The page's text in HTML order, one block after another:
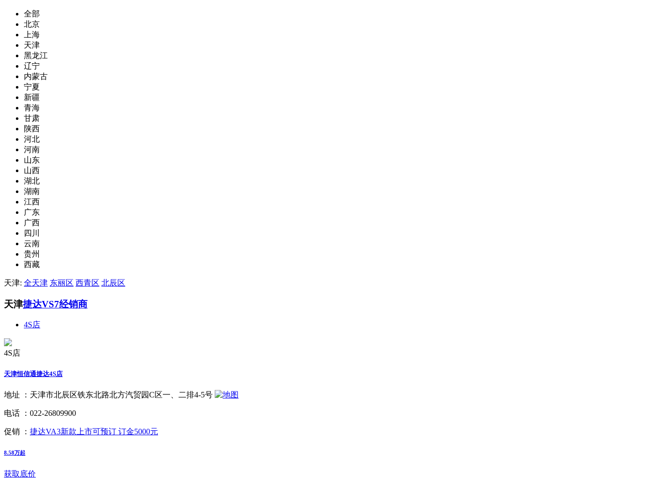
全部
北京
上海
天津
黑龙江
辽宁
内蒙古
宁夏
新疆
青海
甘肃
陕西
河北
河南
山东
山西
湖北
湖南
江西
广东
广西
四川
云南
贵州
西藏
天津: 全天津 东丽区 西青区 北辰区
天津捷达VS7经销商
4S店
4S店
天津恒信通捷达4S店
地址 ： 天津市北辰区铁东北路北方汽贸园C区一、二排4-5号
电话 ： 022-26809900
促销 ： 捷达VA3新款上市可预订 订金5000元
8.58万起
获取底价